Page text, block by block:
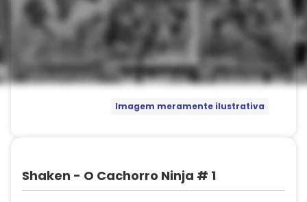
Imagem meramente ilustrativa
Shaken - O Cachorro Ninja # 1